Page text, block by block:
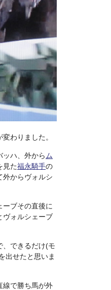
わりました。
ッハ、外から ム
見た福永騎手の
外からヴォルシ
ブその直後に
ヴォルシェーブ
、できるだけ(モ
出せたと思いま
線で勝ち馬が外